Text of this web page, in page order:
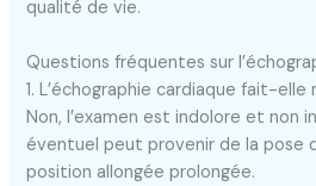
qualité de vie.
Questions fréquentes sur
1. L’échographie cardiaque fait-elle
Non, l’examen est indolore et non
éventuel peut provenir de la pose
position allongée prolongée.